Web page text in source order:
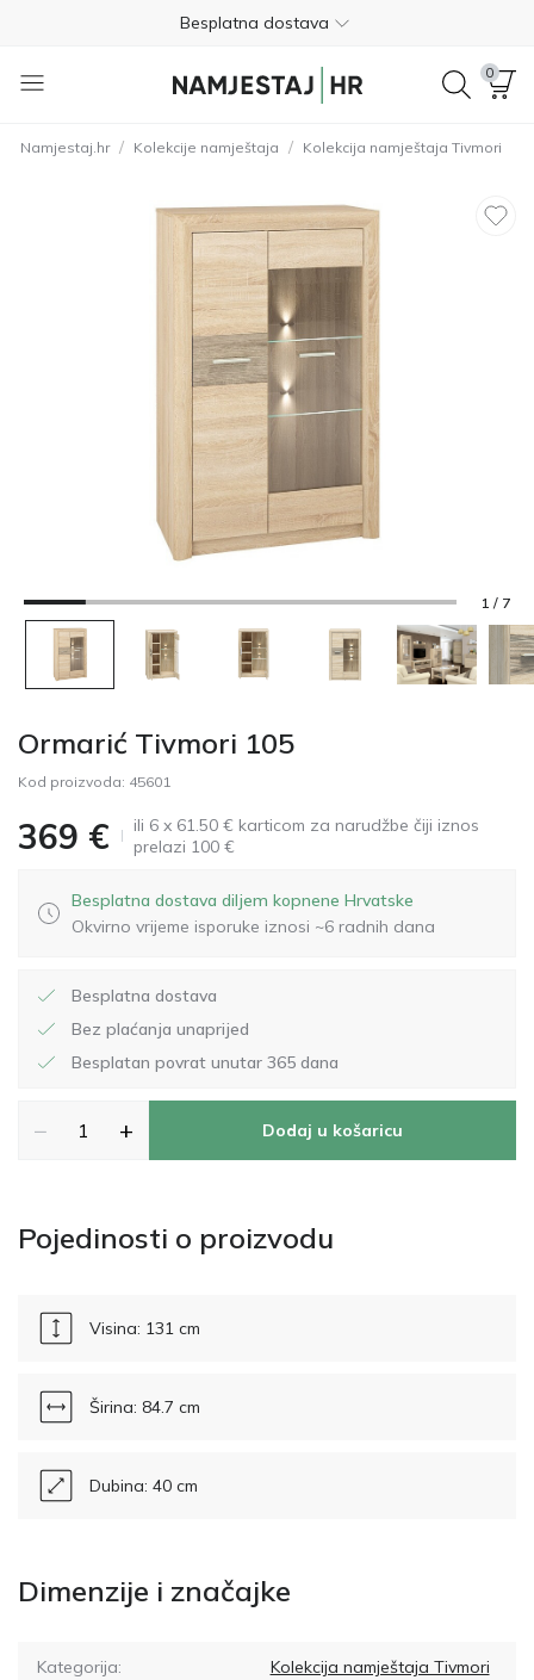
Besplatna dostava
Nije potrebno plaćanje unaprijed
01 8000 383
4.8
Besplatna dostava
Nije potrebno plaćanje unaprijed
Besplatan povrat unutar 365 dana
01 8000 383
0
Namjestaj.hr / Kolekcije namještaja / Kolekcija namještaja Tivmori
1 / 7
Ormarić Tivmori 105
Kod proizvoda: 45601
369 €
ili 6 x 61.50 € karticom za narudžbe čiji iznos
prelazi 100 €
Besplatna dostava diljem kopnene Hrvatske
Okvirno vrijeme isporuke iznosi ~6 radnih dana
Besplatna dostava
Bez plaćanja unaprijed
Besplatan povrat unutar 365 dana
− + Dodaj u košaricu
Pojedinosti o proizvodu
Visina: 131 cm
Širina: 84.7 cm
Dubina: 40 cm
Dimenzije i značajke
Kategorija: Kolekcija namještaja Tivmori